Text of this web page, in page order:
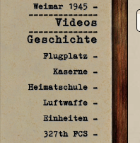
Weimar 1945 -
--------------
Videos
--------------
Geschichte
Flugplatz -
Kaserne -
Heimatschule -
Luftwaffe -
Einheiten -
327th FCS -